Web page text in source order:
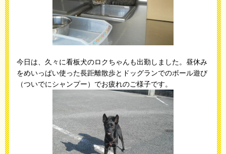
今日は、久々に看板犬のロクちゃんも出勤しました。昼休み
をめいっぱい使った長距離散歩とドッグランでのボール遊び
（ついでにシャンプー）でお疲れのご様子です。